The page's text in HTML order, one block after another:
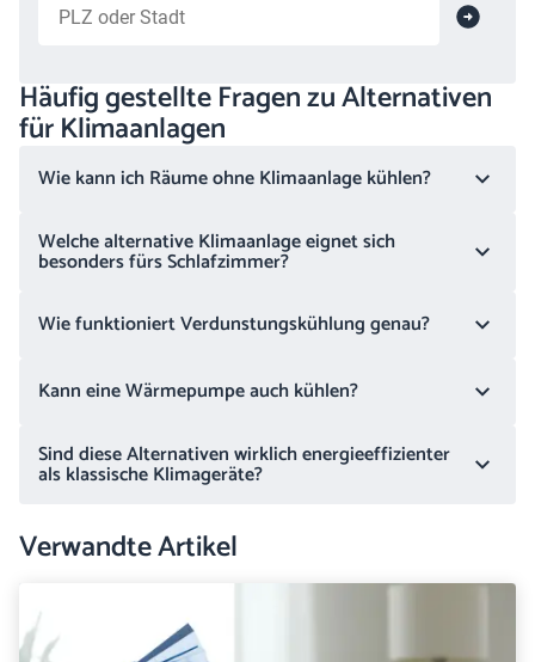
Häufig gestellte Fragen zu Alternativen
für Klimaanlagen
Wie kann ich Räume ohne Klimaanlage kühlen?
Welche alternative Klimaanlage eignet sich
besonders fürs Schlafzimmer?
Wie funktioniert Verdunstungskühlung genau?
Kann eine Wärmepumpe auch kühlen?
Sind diese Alternativen wirklich energieeffizienter
als klassische Klimageräte?
Verwandte Artikel